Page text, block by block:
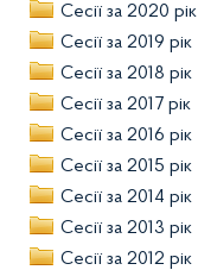
Сесії за 2020 рік
Сесії за 2019 рік
Сесії за 2018 рік
Сесії за 2017 рік
Сесії за 2016 рік
Сесії за 2015 рік
Сесії за 2014 рік
Сесії за 2013 рік
Сесії за 2012 рік